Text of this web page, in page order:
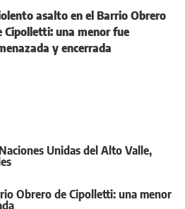
asalto en el Barrio Obrero
Cipolletti: una menor fue
y encerrada
Unidas del Alto Valle,
Obrero de Cipolletti: una menor